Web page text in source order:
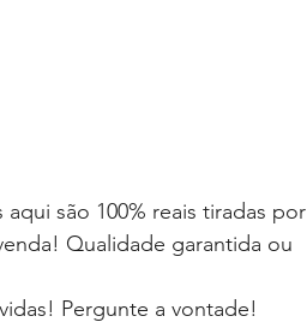
são 100% reais tiradas por
Qualidade garantida ou
Pergunte a vontade!